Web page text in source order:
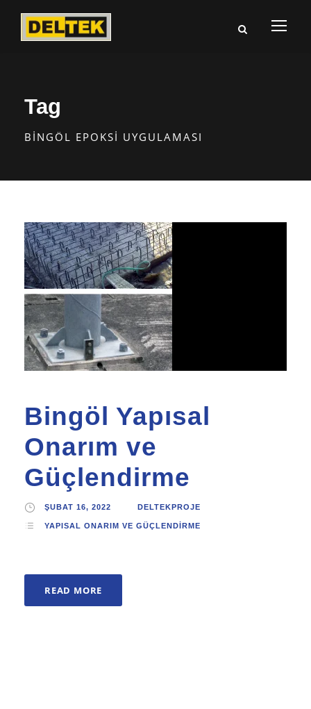
Tag
BINGÖL EPOKSI UYGULAMASI
Bingöl Yapısal
Onarım ve
Güçlendirme
ŞUBAT 16, 2022 DELTEKPROJE
YAPISAL ONARIM VE GÜÇLENDIRME
READ MORE